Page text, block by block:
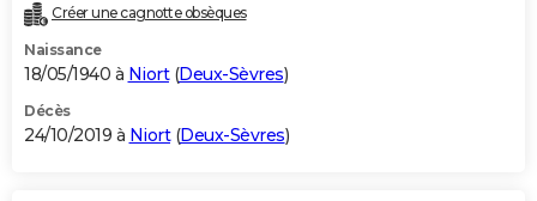
Créer une cagnotte obsèques
Naissance
18/05/1940 à Niort(Deux-Sèvres)
Décès
24/10/2019 à Niort(Deux-Sèvres)